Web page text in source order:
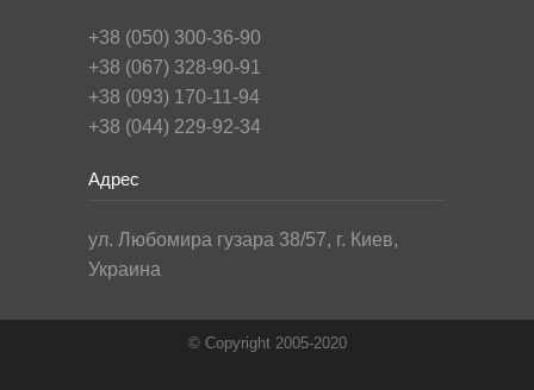
+38 (050) 300-36-90
+38 (067) 328-90-91
+38 (093) 170-11-94
+38 (044) 229-92-34
Адрес
ул. Любомира гузара 38/57, г. Киев,
Украина
© Copyright 2005-2020